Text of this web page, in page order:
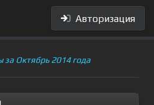
Авторизация
Октябрь 2014 года